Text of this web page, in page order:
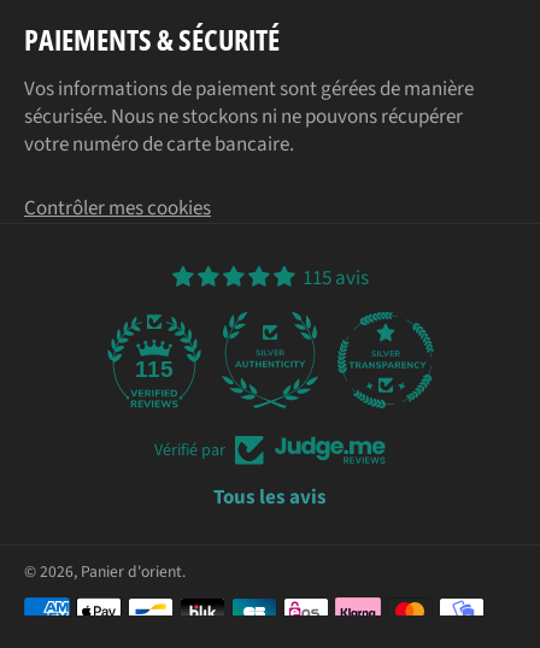
PAIEMENTS & SÉCURITÉ
Vos informations de paiement sont gérées de manière
sécurisée. Nous ne stockons ni ne pouvons récupérer
votre numéro de carte bancaire.
Contrôler mes cookies
115 avis
115
Vérifié par
Tous les avis
© 2026, Panier d'orient.
Moyens
de